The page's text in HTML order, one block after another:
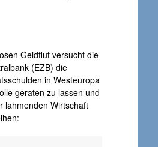
Geldflut versucht die
(EZB) die
in Westeuropa
geraten zu lassen und
lahmenden Wirtschaft